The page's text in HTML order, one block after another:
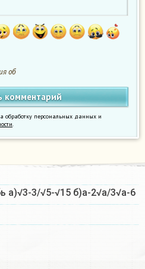
об
обработку персональных данных и
.
a)√3-3/√5-√15 б)а-2√а/3√а-6